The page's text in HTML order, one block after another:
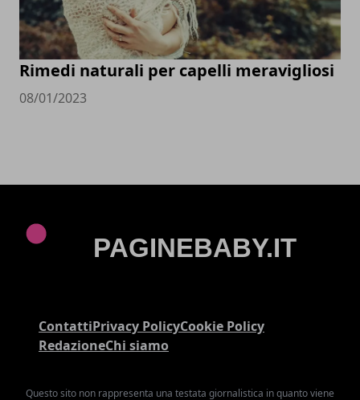
Rimedi naturali per capelli meravigliosi
08/01/2023
ContattiPrivacy PolicyCookie Policy
RedazioneChi siamo
Questo sito non rappresenta una testata giornalistica in quanto viene